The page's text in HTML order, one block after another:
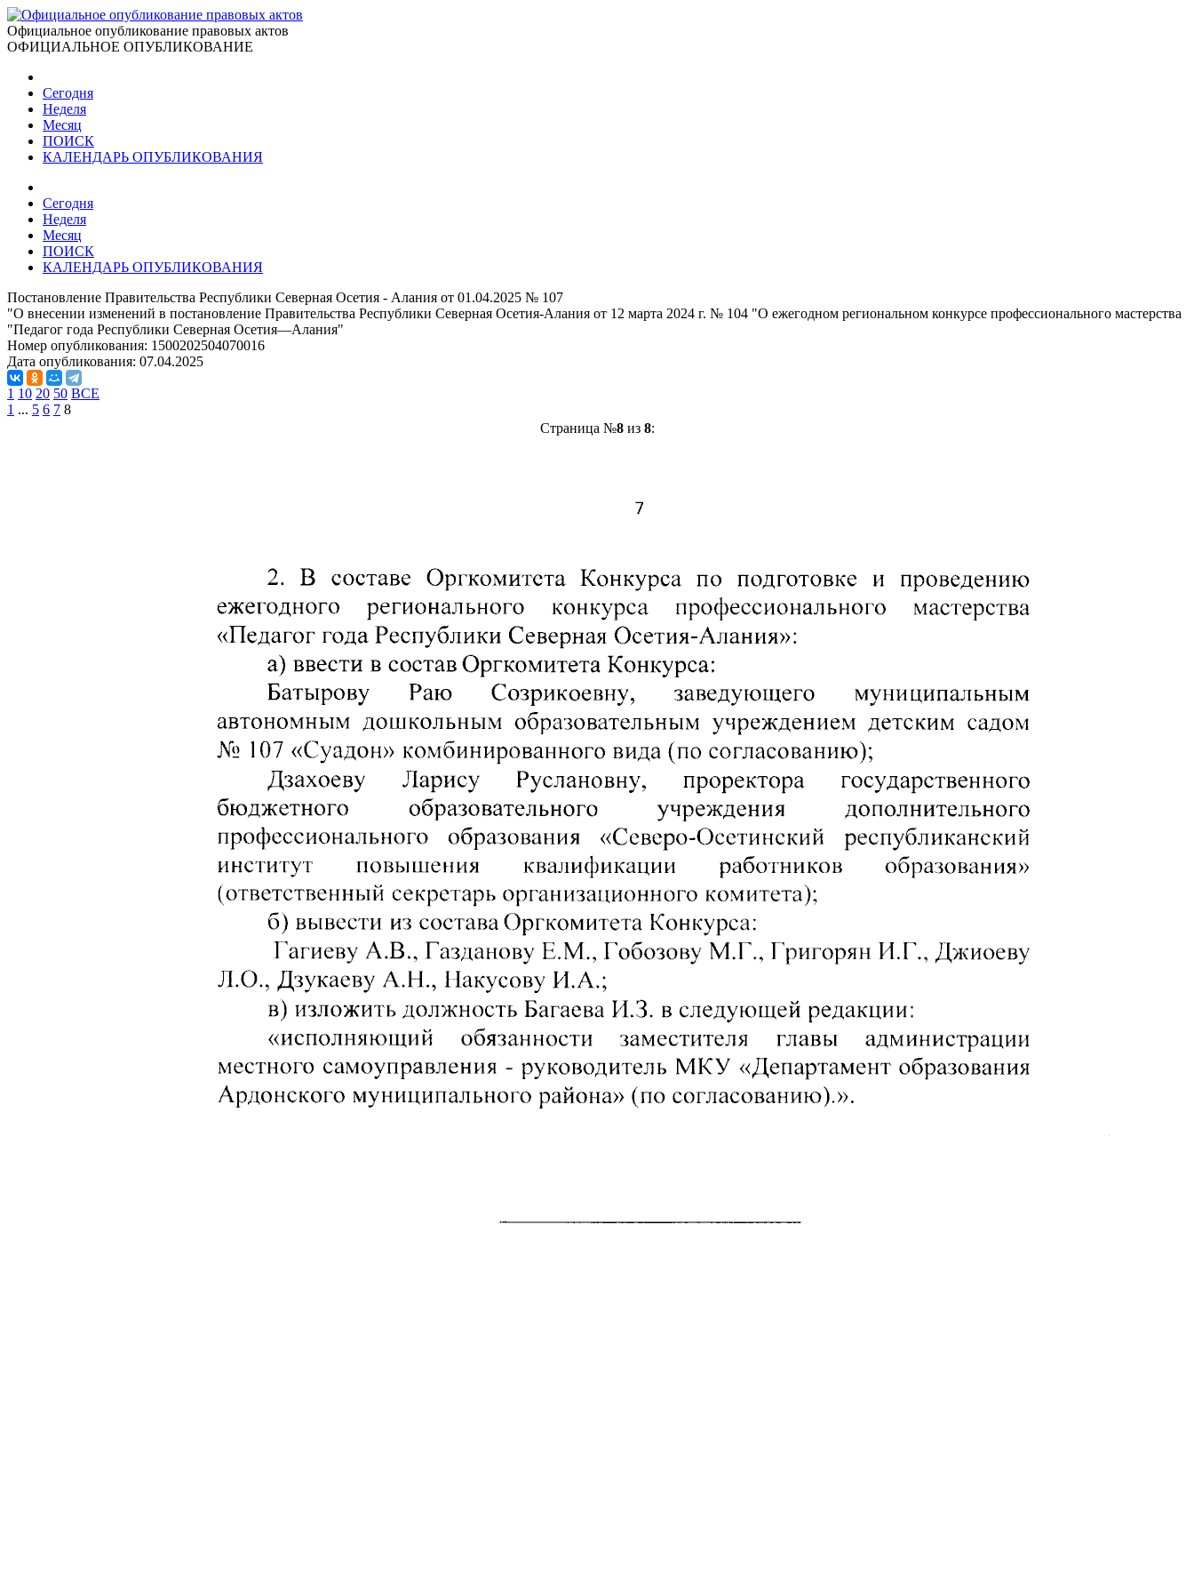
Официальное опубликование правовых актов
ОФИЦИАЛЬНОЕ ОПУБЛИКОВАНИЕ
Сегодня
Неделя
Месяц
ПОИСК
КАЛЕНДАРЬ ОПУБЛИКОВАНИЯ
Сегодня
Неделя
Месяц
ПОИСК
КАЛЕНДАРЬ ОПУБЛИКОВАНИЯ
Постановление Правительства Республики Северная Осетия - Алания от 01.04.2025 № 107
"О внесении изменений в постановление Правительства Республики Северная Осетия-Алания от 12 марта 2024 г. № 104 "О ежегодном региональном конкурсе профессионального мастерства
"Педагог года Республики Северная Осетия—Алания"
Номер опубликования: 1500202504070016
Дата опубликования: 07.04.2025
1 10 20 50 ВСЕ
1 ... 5 6 7 8
Страница №8из 8: